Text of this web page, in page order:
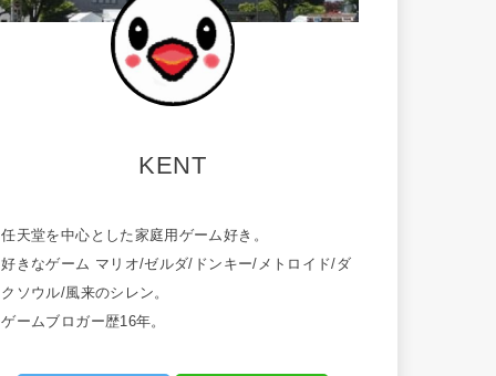
KENT
天堂を中心とした家庭用ゲーム好き。
きなゲーム マリオ/ゼルダ/ドンキー/メトロイド/ダ
ソウル/風来のシレン。
ームブロガー歴16年。